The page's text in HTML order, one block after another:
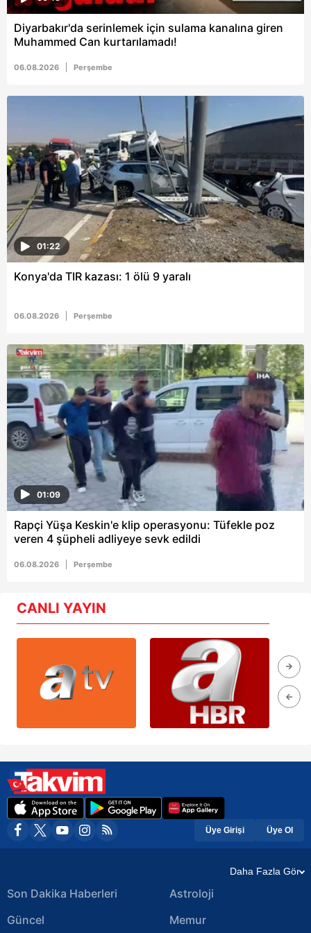
vasıtasıyla belirleyebilirsiniz. Çerezlere ilişkin detaylı bilgi
için Ayarlar butonuna tıklayabilir,Çerez Bilgilendirme
Metnimiziziyaret edebilirsiniz.
hazırlanmış Aydınlatma Metnimizi okumak ve sitemizde
ilgili mevzuata uygun olarak kullanılan çerezlerle ilgili bilgi
tıklayınız.
Diyarbakır'da serinlemek için sulama kanalına giren
Muhammed Can kurtarılamadı!
06.08.2026 Perşembe
01:22
Konya'da TIR kazası: 1 ölü 9 yaralı
06.08.2026 Perşembe
01:09
Rapçi Yüşa Keskin'e klip operasyonu: Tüfekle poz
veren 4 şüpheli adliyeye sevk edildi
06.08.2026 Perşembe
CANLI YAYIN
Üye Girişi Üye Ol
Daha Fazla Gör
Son Dakika Haberleri
Güncel
Astroloji
Memur